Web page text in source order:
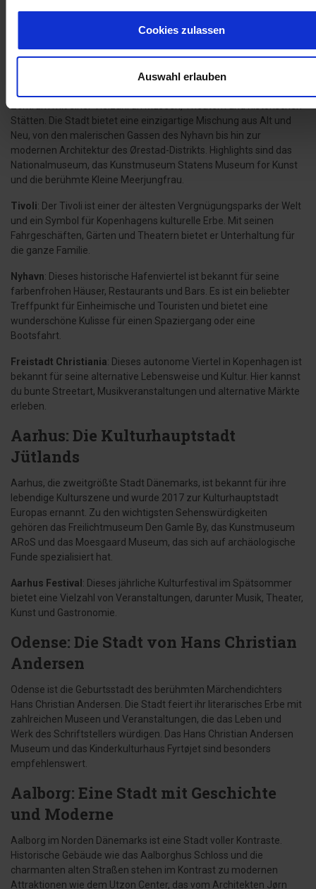
Cookies zulassen
Auswahl erlauben
Dänemarks
Kopenhagen: Die Hauptstadt der
Kultur
Zentrum mit einer Vielzahl an Museen, Theatern und historischen
Stätten. Die Stadt bietet eine einzigartige Mischung aus Alt und
Neu, von den malerischen Gassen des Nyhavn bis hin zur
modernen Architektur des Ørestad-Distrikts. Highlights sind das
Nationalmuseum, das Kunstmuseum Statens Museum for Kunst
und die berühmte Kleine Meerjungfrau.
Tivoli: Der Tivoli ist einer der ältesten Vergnügungsparks der Welt
und ein Symbol für Kopenhagens kulturelle Erbe. Mit seinen
Fahrgeschäften, Gärten und Theatern bietet er Unterhaltung für
die ganze Familie.
Nyhavn: Dieses historische Hafenviertel ist bekannt für seine
farbenfrohen Häuser, Restaurants und Bars. Es ist ein beliebter
Treffpunkt für Einheimische und Touristen und bietet eine
wunderschöne Kulisse für einen Spaziergang oder eine
Bootsfahrt.
Freistadt Christiania: Dieses autonome Viertel in Kopenhagen ist
bekannt für seine alternative Lebensweise und Kultur. Hier kannst
du bunte Streetart, Musikveranstaltungen und alternative Märkte
erleben.
Aarhus: Die Kulturhauptstadt
Jütlands
Aarhus, die zweitgrößte Stadt Dänemarks, ist bekannt für ihre
lebendige Kulturszene und wurde 2017 zur Kulturhauptstadt
Europas ernannt. Zu den wichtigsten Sehenswürdigkeiten
gehören das Freilichtmuseum Den Gamle By, das Kunstmuseum
ARoS und das Moesgaard Museum, das sich auf archäologische
Funde spezialisiert hat.
Aarhus Festival : Dieses jährliche Kulturfestival im Spätsommer
bietet eine Vielzahl von Veranstaltungen, darunter Musik, Theater,
Kunst und Gastronomie.
Odense: Die Stadt von Hans Christian
Andersen
Odense ist die Geburtsstadt des berühmten Märchendichters
Hans Christian Andersen. Die Stadt feiert ihr literarisches Erbe mit
zahlreichen Museen und Veranstaltungen, die das Leben und
Werk des Schriftstellers würdigen. Das Hans Christian Andersen
Museum und das Kinderkulturhaus Fyrtøjet sind besonders
empfehlenswert.
Aalborg: Eine Stadt mit Geschichte
und Moderne
Aalborg im Norden Dänemarks ist eine Stadt voller Kontraste.
Historische Gebäude wie das Aalborghus Schloss und die
charmanten alten Straßen stehen im Kontrast zu modernen
Attraktionen wie dem Utzon Center, das vom Architekten Jørn